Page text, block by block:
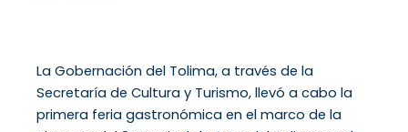
La Gobernación del Tolima, a través de la
Secretaría de Cultura y Turismo, llevó a cabo la
primera feria gastronómica en el marco de la